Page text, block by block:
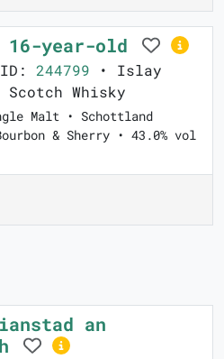
16-year-old
244799 • Islay
Whisky
Malt • Schottland
& Sherry • 43.0% vol
an